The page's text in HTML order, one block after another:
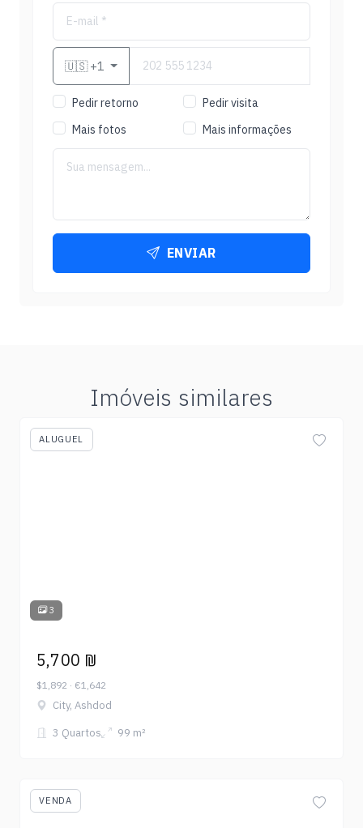
🇺🇸+1
Pedir retorno
Pedir visita
Mais fotos
Mais informações
ENVIAR
Imóveis similares
ALUGUEL
3
5,700 ₪
$1,892 · €1,642
City, Ashdod
3 Quartos
99 m²
VENDA